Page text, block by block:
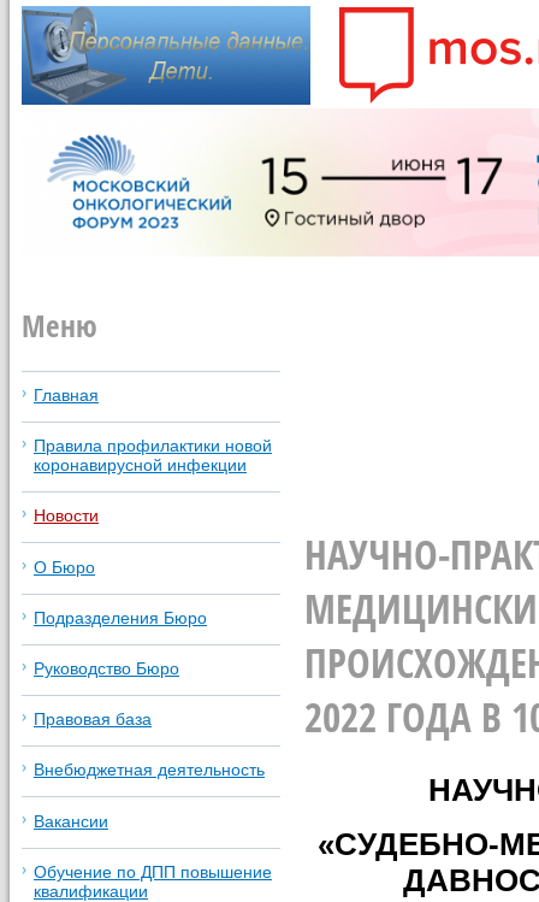
НАУЧНО-
2022 ГОДА В
«СУДЕБНО-
Меню
Главная
Правила профилактики новой
коронавирусной инфекции
Новости
О Бюро
Подразделения Бюро
Руководство Бюро
Правовая база
Внебюджетная деятельность
Вакансии
Обучение по ДПП повышение
квалификации